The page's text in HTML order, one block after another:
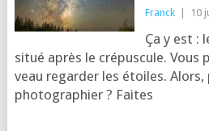
Franck 10
Ça y est :
situé après le cré­pus­cule. Vous
veau regar­der les étoiles.
pho­to­gra­phier ? Faites